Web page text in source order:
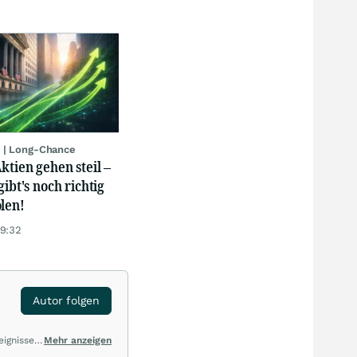
Long-Chance
gehen steil –
noch richtig
Autor folgen
Mehr anzeigen